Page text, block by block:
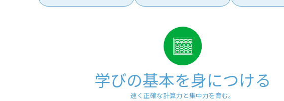
学びの基本を身につける
速く正確な計算力と集中力を育む。